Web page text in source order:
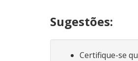
Sugestões:
Certifique-se